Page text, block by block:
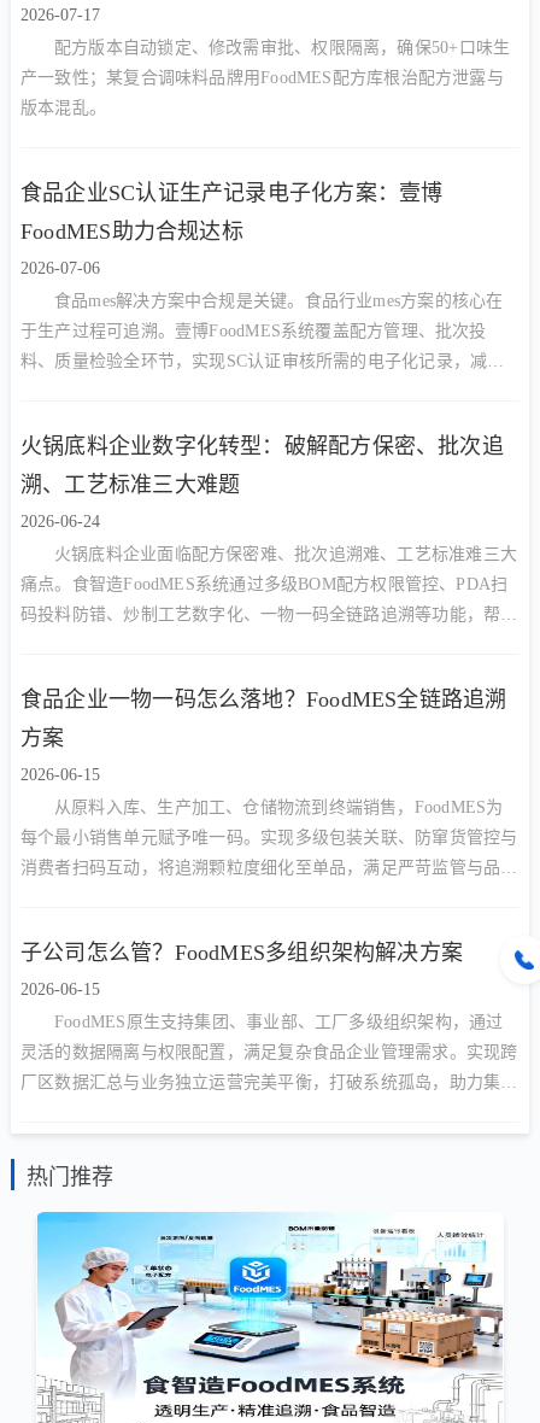
2026-07-17
配方版本自动锁定、修改需审批、权限隔离，确保50+口味生
产一致性；某复合调味料品牌用FoodMES配方库根治配方泄露与
版本混乱。
食品企业SC认证生产记录电子化方案：壹博
FoodMES助力合规达标
2026-07-06
食品mes解决方案中合规是关键。食品行业mes方案的核心在
于生产过程可追溯。壹博FoodMES系统覆盖配方管理、批次投
料、质量检验全环节，实现SC认证审核所需的电子化记录，减少
火锅底料企业数字化转型：破解配方保密、批次追
溯、工艺标准三大难题
2026-06-24
火锅底料企业面临配方保密难、批次追溯难、工艺标准难三大
痛点。食智造FoodMES系统通过多级BOM配方权限管控、PDA扫
码投料防错、炒制工艺数字化、一物一码全链路追溯等功能，帮助
食品企业一物一码怎么落地？FoodMES全链路追溯
方案
2026-06-15
从原料入库、生产加工、仓储物流到终端销售，FoodMES为
每个最小销售单元赋予唯一码。实现多级包装关联、防窜货管控与
消费者扫码互动，将追溯颗粒度细化至单品，满足严苛监管与品牌
子公司怎么管？FoodMES多组织架构解决方案
2026-06-15
FoodMES原生支持集团、事业部、工厂多级组织架构，通过
灵活的数据隔离与权限配置，满足复杂食品企业管理需求。实现跨
厂区数据汇总与业务独立运营完美平衡，打破系统孤岛，助力集团
热门推荐